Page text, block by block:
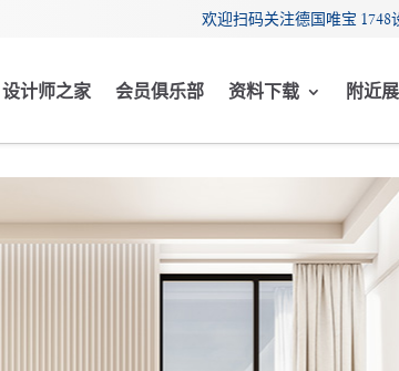
欢迎扫码关注德国唯宝 1748
设计师之家 会员俱乐部 资料下载 附近